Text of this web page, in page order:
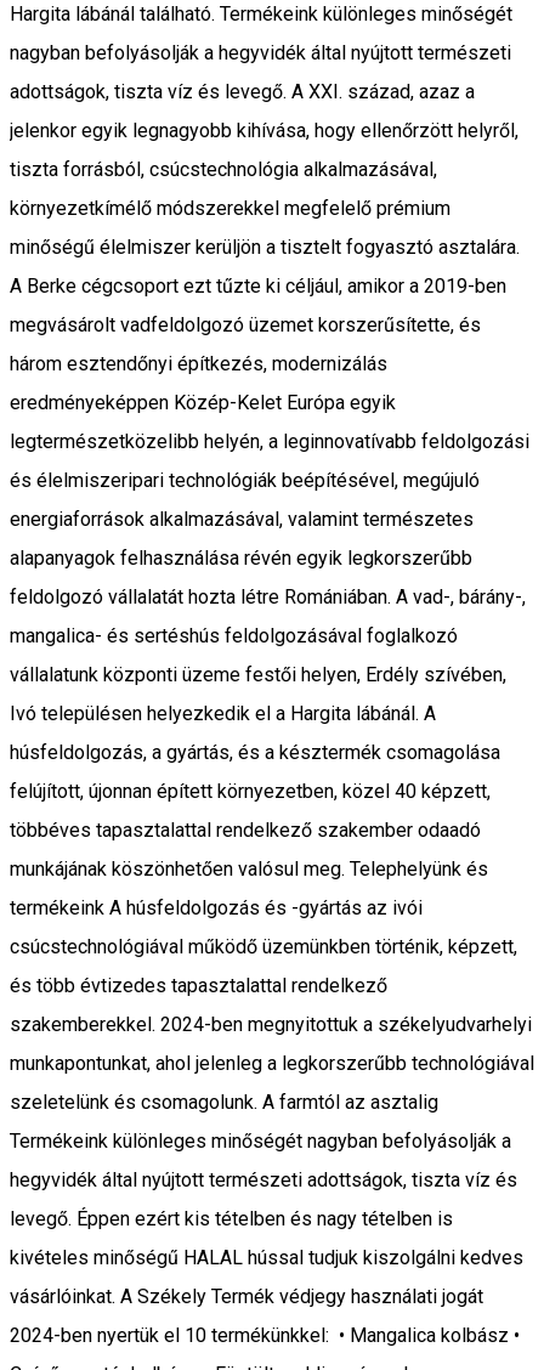
Hargita lábánál található. Termékeink különleges minőségét
nagyban befolyásolják a hegyvidék által nyújtott természeti
adottságok, tiszta víz és levegő. A XXI. század, azaz a
jelenkor egyik legnagyobb kihívása, hogy ellenőrzött helyről,
tiszta forrásból, csúcstechnológia alkalmazásával,
környezetkímélő módszerekkel megfelelő prémium
minőségű élelmiszer kerüljön a tisztelt fogyasztó asztalára.
A Berke cégcsoport ezt tűzte ki céljául, amikor a 2019-ben
megvásárolt vadfeldolgozó üzemet korszerűsítette, és
három esztendőnyi építkezés, modernizálás
eredményeképpen Közép-Kelet Európa egyik
legtermészetközelibb helyén, a leginnovatívabb feldolgozási
és élelmiszeripari technológiák beépítésével, megújuló
energiaforrások alkalmazásával, valamint természetes
alapanyagok felhasználása révén egyik legkorszerűbb
feldolgozó vállalatát hozta létre Romániában. A vad-, bárány-,
mangalica- és sertéshús feldolgozásával foglalkozó
vállalatunk központi üzeme festői helyen, Erdély szívében,
Ivó településen helyezkedik el a Hargita lábánál. A
húsfeldolgozás, a gyártás, és a késztermék csomagolása
felújított, újonnan épített környezetben, közel 40 képzett,
többéves tapasztalattal rendelkező szakember odaadó
munkájának köszönhetően valósul meg. Telephelyünk és
termékeink A húsfeldolgozás és -gyártás az ivói
csúcstechnológiával működő üzemünkben történik, képzett,
és több évtizedes tapasztalattal rendelkező
szakemberekkel. 2024-ben megnyitottuk a székelyudvarhelyi
munkapontunkat, ahol jelenleg a legkorszerűbb technológiával
szeletelünk és csomagolunk. A farmtól az asztalig
Termékeink különleges minőségét nagyban befolyásolják a
hegyvidék által nyújtott természeti adottságok, tiszta víz és
levegő. Éppen ezért kis tételben és nagy tételben is
kivételes minőségű HALAL hússal tudjuk kiszolgálni kedves
vásárlóinkat. A Székely Termék védjegy használati jogát
2024-ben nyertük el 10 termékünkkel: • Mangalica kolbász •